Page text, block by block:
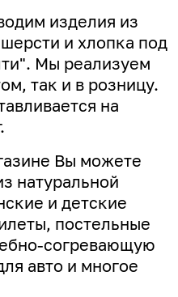
изделия из
и хлопка под
Мы реализуем
так и в розницу.
на
Вы можете
натуральной
и детские
постельные
согревающую
авто и многое